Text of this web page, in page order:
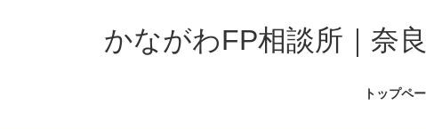
かながわFP相談所｜奈
トップペ